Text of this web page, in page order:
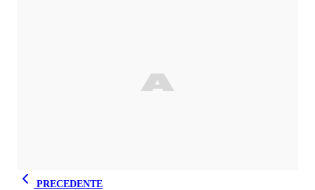
PRECEDENTE